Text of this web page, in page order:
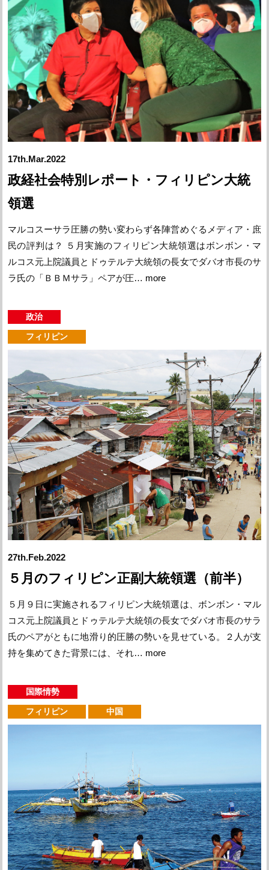
17th.Mar.2022
政経社会特別レポート・フィリピン大統
領選
マルコスーサラ圧勝の勢い変わらず各陣営めぐるメディア・庶
民の評判は？ ５月実施のフィリピン大統領選はボンボン・マ
ルコス元上院議員とドゥテルテ大統領の長女でダバオ市長のサ
ラ氏の「ＢＢＭサラ」ペアが圧… more
政治
フィリピン
27th.Feb.2022
５月のフィリピン正副大統領選（前半）
５月９日に実施されるフィリピン大統領選は、ボンボン・マル
コス元上院議員とドゥテルテ大統領の長女でダバオ市長のサラ
氏のペアがともに地滑り的圧勝の勢いを見せている。２人が支
持を集めてきた背景には、それ… more
国際情勢
フィリピン 中国